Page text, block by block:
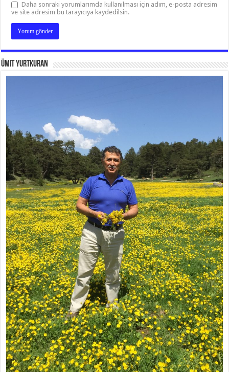
Daha sonraki yorumlarımda kullanılması için adım, e-posta adresim
ve site adresim bu tarayıcıya kaydedilsin.
Ümit Yurtkuran